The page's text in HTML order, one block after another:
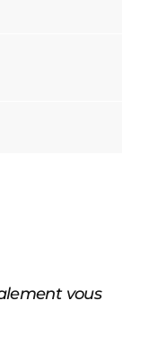
vous